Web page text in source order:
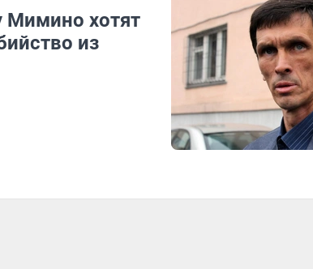
Мимино хотят
из